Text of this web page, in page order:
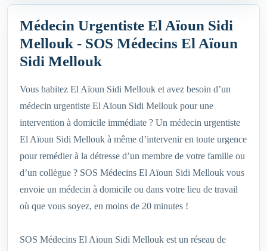
Médecin Urgentiste El Aïoun Sidi
Mellouk - SOS Médecins El Aïoun
Sidi Mellouk
Vous habitez El Aïoun Sidi Mellouk et avez besoin d’un
médecin urgentiste El Aïoun Sidi Mellouk pour une
intervention à domicile immédiate ? Un médecin urgentiste
El Aïoun Sidi Mellouk à même d’intervenir en toute urgence
pour remédier à la détresse d’un membre de votre famille ou
d’un collègue ? SOS Médecins El Aïoun Sidi Mellouk vous
envoie un médecin à domicile ou dans votre lieu de travail
où que vous soyez, en moins de 20 minutes !
SOS Médecins El Aïoun Sidi Mellouk est un réseau de